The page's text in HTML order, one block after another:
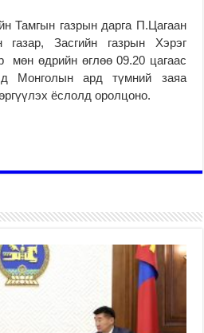
Тамгын газрын дарга П.Цагаан
Засгийн газрын Хэрэг
мөн өдрийн өглөө 09.20 цагаас
Монголын ард түмний заяа
ёслолд оролцоно.